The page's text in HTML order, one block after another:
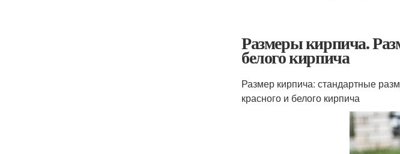
Размеры кирпича.
белого кирпича
Размер кирпича: стандартные
красного и белого кирпича